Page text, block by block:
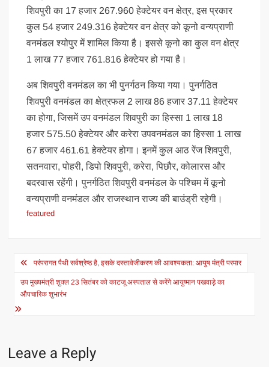
शिवपुरी का 17 हजार 267.960 हेक्टेयर वन क्षेत्र, इस प्रकार
कुल 54 हजार 249.316 हेक्टेयर वन क्षेत्र को कूनो वन्यप्राणी
वनमंडल श्योपुर में शामिल किया है। इससे कूनो का कुल वन क्षेत्र
1 लाख 77 हजार 761.816 हेक्टेयर हो गया है।
अब शिवपुरी वनमंडल का भी पुनर्गठन किया गया। पुनर्गठित
शिवपुरी वनमंडल का क्षेत्रफल 2 लाख 86 हजार 37.11 हेक्टेयर
का होगा, जिसमें उप वनमंडल शिवपुरी का हिस्सा 1 लाख 18
हजार 575.50 हेक्टेयर और करेरा उपवनमंडल का हिस्सा 1 लाख
67 हजार 461.61 हेक्टेयर होगा। इनमें कुल आठ रेंज शिवपुरी,
सतनवारा, पोहरी, डिपो शिवपुरी, करेरा, पिछौर, कोलारस और
बदरवास रहेंगी। पुनर्गठित शिवपुरी वनमंडल के पश्चिम में कूनो
वन्यप्राणी वनमंडल और राजस्थान राज्य की बाउंड्री रहेगी।
featured
Post
navigation
परंपरागत पैथी सर्वश्रेष्ठ है, इसके दस्तावेजीकरण की आवश्यकता: आयुष मंत्री परमार
उप मुख्यमंत्री शुक्ल 23 सितंबर को काटजू अस्पताल से करेंगे आयुष्मान पखवाड़े का
औपचारिक शुभारंभ
Leave a Reply